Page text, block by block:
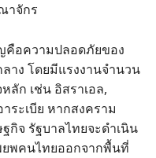
าจักร
มปลอดภัยของ
าง โดยมีแรงงานจำนวน
ลัก เช่น อิสราเอล,
ระเบีย หากสงคราม
กิจ รัฐบาลไทยจะดำเนิน
พคนไทยออกจากพื้นที่